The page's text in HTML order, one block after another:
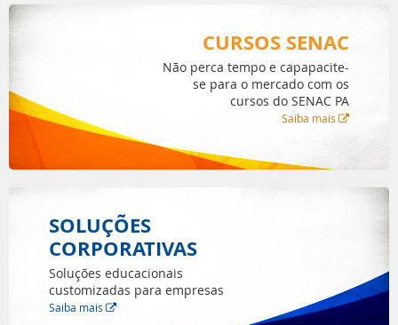
CURSOS SENAC
Não perca tempo e capapacite-
se para o mercado com os
cursos do SENAC PA
Saiba mais
SOLUÇÕES
CORPORATIVAS
Soluções educacionais
customizadas para empresas
Saiba mais